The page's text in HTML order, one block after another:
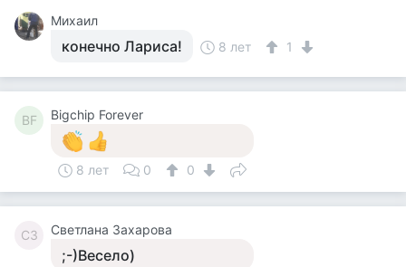
Михаил
конечно Лариса! 8 лет 1
BF Bigchip Forever
8 лет 0 0
СЗ Светлана Захарова
;-)Весело)